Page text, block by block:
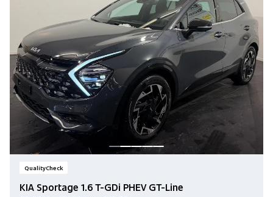
QualityCheck
KIA Sportage 1.6 T-GDi PHEV GT-Line